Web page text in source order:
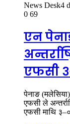
News Desk4
0 69
एन
एफसी
पेनाङ
एफसी ले
एफसी माथि